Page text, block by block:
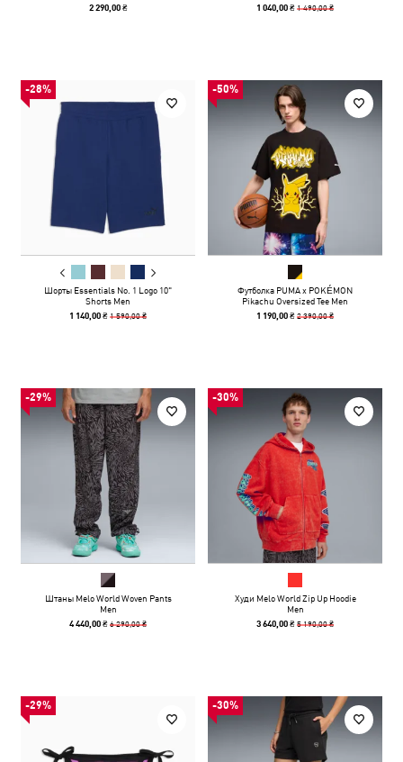
2 290,00 ₴ 1 040,00 ₴1 490,00 ₴
-28%
Шорты Essentials No. 1 Logo 10"
Shorts Men
1 140,00 ₴1 590,00 ₴
-50%
Футболка PUMA x POKÉMON
Pikachu Oversized Tee Men
1 190,00 ₴2 390,00 ₴
-29%
Штаны Melo World Woven Pants
Men
4 440,00 ₴6 290,00 ₴
-30%
Худи Melo World Zip Up Hoodie
Men
3 640,00 ₴5 190,00 ₴
-29% -30%